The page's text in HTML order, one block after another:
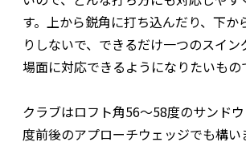
す。上から鋭角に打ち込んだり、下か
りしないで、できるだけ一つのスイ
場面に対応できるようになりたいもの
クラブはロフト角56〜58度のサンド
度前後のアプローチウェッジでも構い